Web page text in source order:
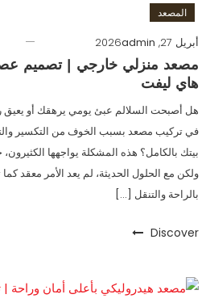
المصعد
أبريل 27, 2026
admin
مصعد منزلي خارجي | تصميم
هاي ليفت
هل أصبحت السلالم عبئ يومي يرهقك أو يعيق
في تركيب مصعد بسبب الخوف من التكسير
بيتك بالكامل؟ هذه المشكلة يواجهها
ولكن مع الحلول الحديثة، لم يعد الأمر معقد
بالراحة والتنقل […]
Discover